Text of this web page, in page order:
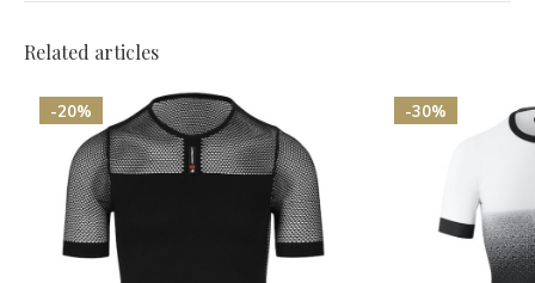
Related articles
-20% -30%